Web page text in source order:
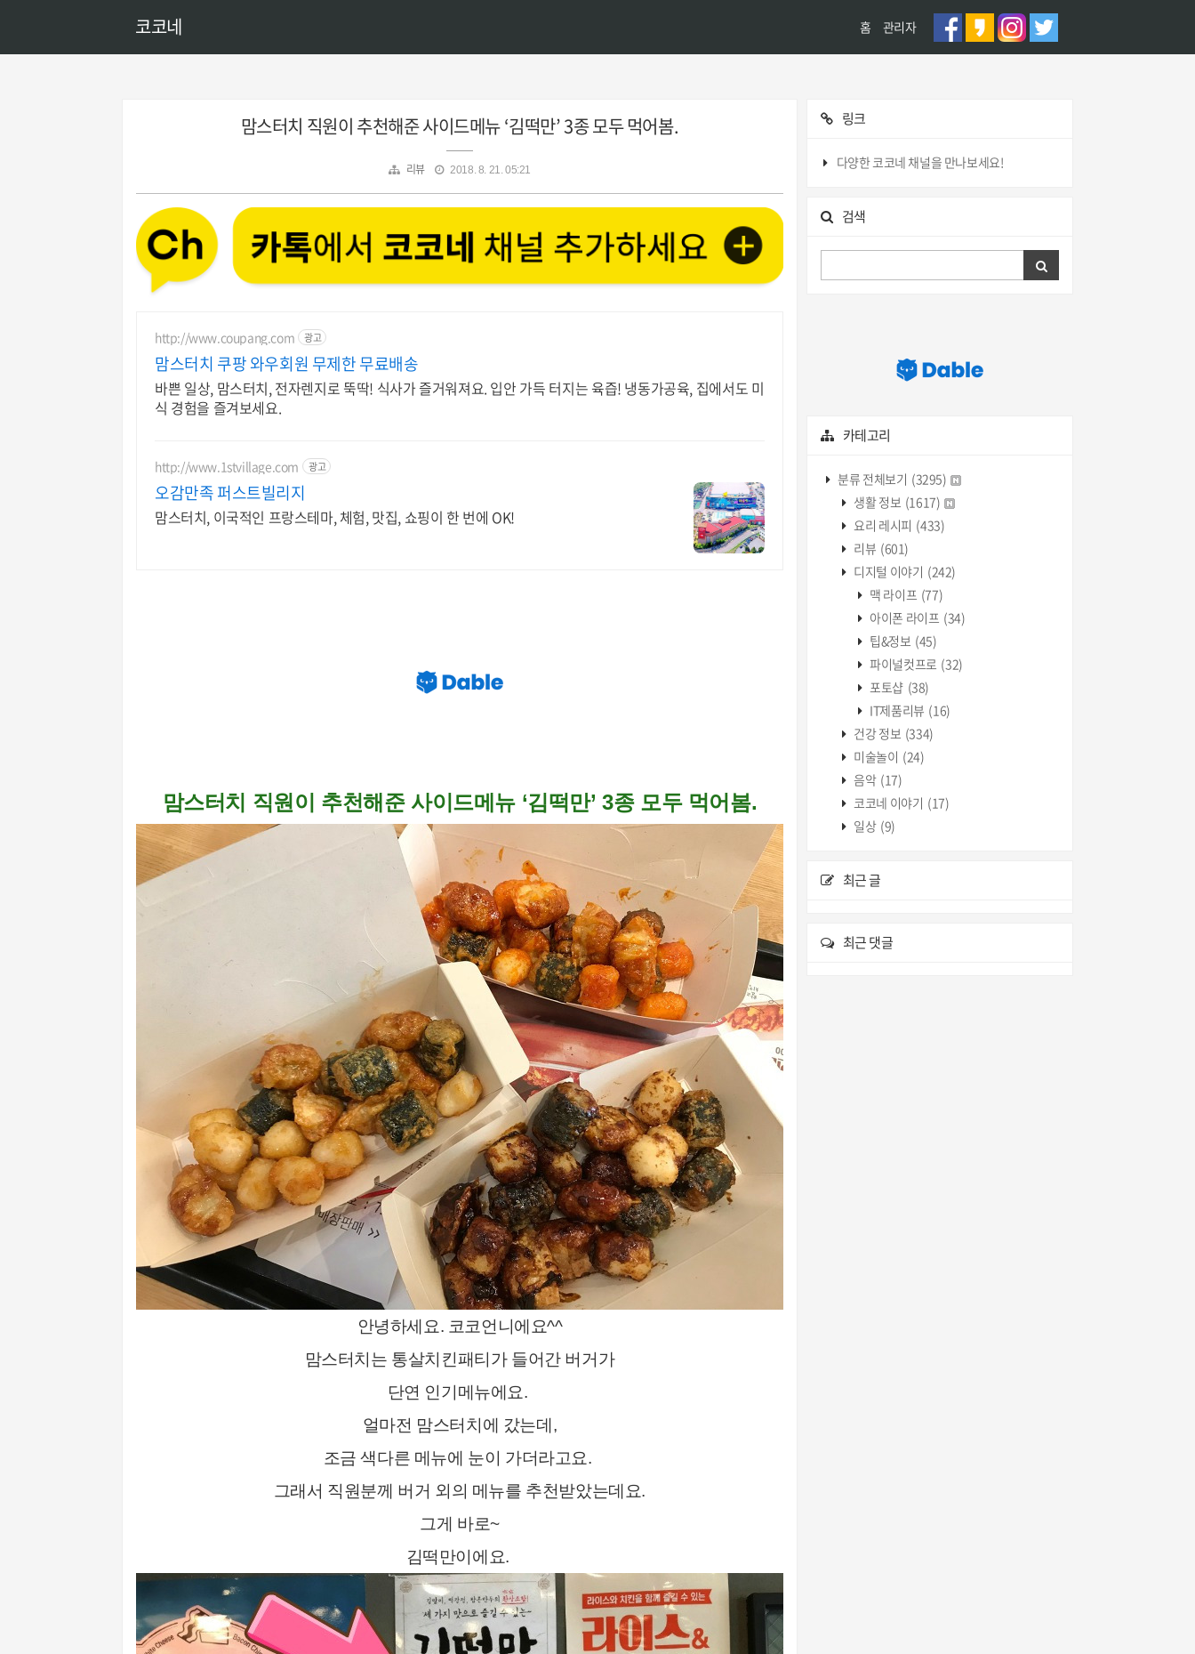
코코네 홈 관리자
맘스터치 직원이 추천해준 사이드메뉴 ‘김떡만’ 3종 모두 먹어봄.
리뷰 2018. 8. 21. 05:21
http://www.coupang.com 광고
맘스터치 쿠팡 와우회원 무제한 무료배송
바쁜 일상, 맘스터치, 전자렌지로 뚝딱! 식사가 즐거워져요. 입안 가득 터지는 육즙! 냉동가공육, 집에서도 미
식 경험을 즐겨보세요.
http://www.1stvillage.com 광고
오감만족 퍼스트빌리지
맘스터치, 이국적인 프랑스테마, 체험, 맛집, 쇼핑이 한 번에 OK!
맘스터치 직원이 추천해준 사이드메뉴 ‘김떡만’ 3종 모두 먹어봄.
안녕하세요. 코코언니에요^^
맘스터치는 통살치킨패티가 들어간 버거가
단연 인기메뉴에요.
얼마전 맘스터치에 갔는데,
조금 색다른 메뉴에 눈이 가더라고요.
그래서 직원분께 버거 외의 메뉴를 추천받았는데요.
그게 바로~
김떡만이에요.
링크
다양한 코코네 채널을 만나보세요!
검색
카테고리
분류 전체보기 (3295)
생활 정보 (1617)
요리 레시피 (433)
리뷰 (601)
디지털 이야기 (242)
맥 라이프 (77)
아이폰 라이프 (34)
팁&정보 (45)
파이널컷프로 (32)
포토샵 (38)
IT제품리뷰 (16)
건강 정보 (334)
미술놀이 (24)
음악 (17)
코코네 이야기 (17)
일상 (9)
최근 글
최근 댓글